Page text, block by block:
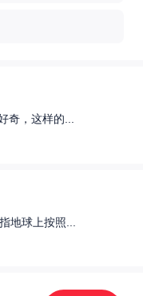
，这样的...
地球上按照...